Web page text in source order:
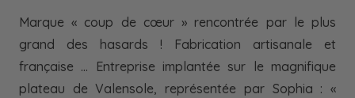
Marque « coup de cœur » rencontrée par le plus
grand des hasards ! Fabrication artisanale et
française … Entreprise implantée sur le magnifique
plateau de Valensole, représentée par Sophia : «